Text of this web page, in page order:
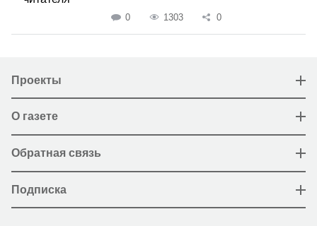
0 1303 0
Проекты
О газете
Обратная связь
Подписка